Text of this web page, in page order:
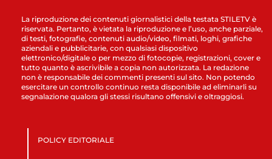
La riproduzione dei contenuti giornalistici della testata STILETV è
riservata. Pertanto, è vietata la riproduzione e l’uso, anche parziale,
di testi, fotografie, contenuti audio/video, filmati, loghi, grafiche
aziendali e pubblicitarie, con qualsiasi dispositivo
elettronico/digitale o per mezzo di fotocopie, registrazioni, cover e
tutto quanto è ascrivibile a copia non autorizzata. La redazione
non è responsabile dei commenti presenti sul sito. Non potendo
esercitare un controllo continuo resta disponibile ad eliminarli su
segnalazione qualora gli stessi risultano offensivi e oltraggiosi.
POLICY EDITORIALE